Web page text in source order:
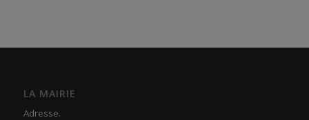
LA MAIRIE
Adresse.